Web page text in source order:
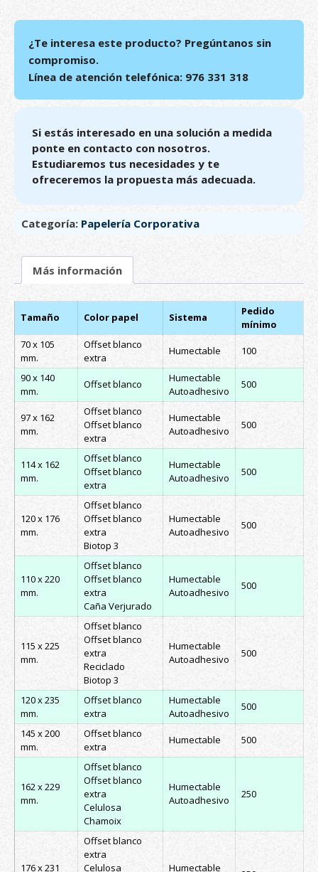
¿Te interesa este producto? Pregúntanos sin
compromiso.
Línea de atención telefónica: 976 331 318
Si estás interesado en una solución a medida
ponte en contacto con nosotros.
Estudiaremos tus necesidades y te
ofreceremos la propuesta más adecuada.
Categoría: Papelería Corporativa
Más información
Tamaño Color papel Sistema
Pedido
mínimo
70 x 105
mm.
Offset blanco
extra
Humectable 100
90 x 140
mm.
Offset blanco
Humectable
Autoadhesivo
500
97 x 162
mm.
Offset blanco
Offset blanco
extra
Humectable
Autoadhesivo
500
114 x 162
mm.
Offset blanco
Offset blanco
extra
Humectable
Autoadhesivo
500
120 x 176
mm.
Offset blanco
Offset blanco
extra
Biotop 3
Humectable
Autoadhesivo
500
110 x 220
mm.
Offset blanco
Offset blanco
extra
Caña Verjurado
Humectable
Autoadhesivo
500
115 x 225
mm.
Offset blanco
Offset blanco
extra
Reciclado
Biotop 3
Humectable
Autoadhesivo
500
120 x 235
mm.
Offset blanco
extra
Humectable
Autoadhesivo
500
145 x 200
mm.
Offset blanco
extra
Humectable 500
162 x 229
mm.
Offset blanco
Offset blanco
extra
Celulosa
Chamoix
Humectable
Autoadhesivo
250
176 x 231
Offset blanco
extra
Celulosa
Humectable